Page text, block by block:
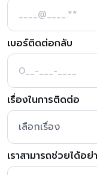
เบอร์ติดต่อกลับ
เรื่องในการติดต่อ
เราสามารถช่วยได้อย่